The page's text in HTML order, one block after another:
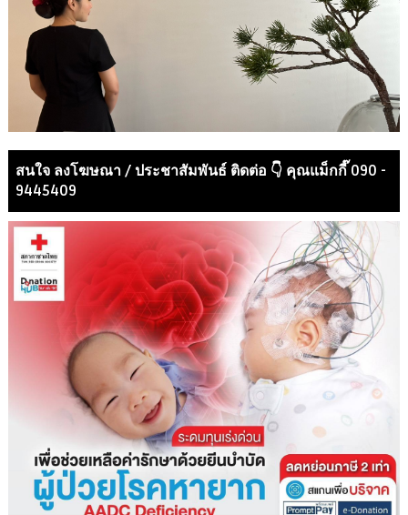
สนใจ ลงโฆษณา / ประชาสัมพันธ์ ติดต่อ 👇 คุณแม็กกี๊ 090 -
9445409